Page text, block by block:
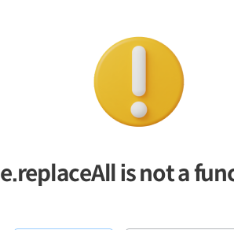
e.replaceAll is not a